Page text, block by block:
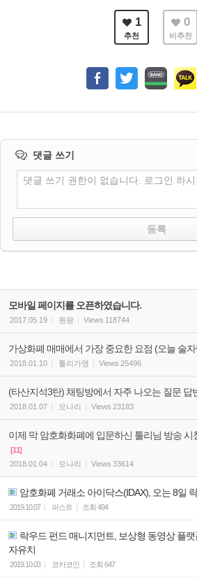
1
추천
0
비추천
댓글 쓰기
댓글 쓰기 권한이 없습니다. 로그인 하
모바일 페이지를 오픈하였습니다.
2017.05.19 원팡 Views 118744
가상화폐 매매에서 가장 중요한 요점 (오늘 술
2018.01.10
툴리가영 Views 25496
(타산지석3탄) 채팅방에서 자주 나오는 질문 답
2018.01.07
모나리 Views 23183
이제 막 암호화화폐에 입문하신 툴리님 방송 시
[11]
2018.01.04
모나리 Views 33614
암호화폐 거래소 아이닥스(IDAX), 오는 8일
2019.10.07 퍼스트 조회 494
락우드 펀드 매니지먼트, 보상형 동영상 플
자유치
2019.10.03 코카코인 조회 647